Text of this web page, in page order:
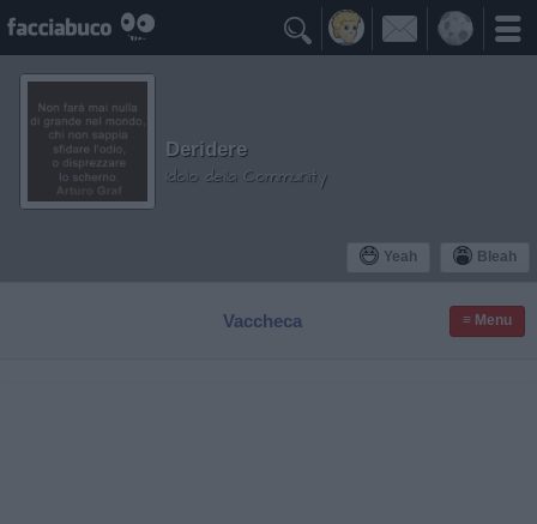

Yeah Bleah
Deridere
Idolo della Community
Vaccheca ≡ Menu